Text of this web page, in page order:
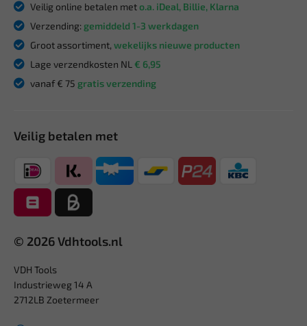
Veilig online betalen meto.a. iDeal, Billie, Klarna
Verzending: gemiddeld 1-3 werkdagen
Groot assortiment, wekelijks nieuwe producten
Lage verzendkosten NL € 6,95
vanaf € 75 gratis verzending
Veilig betalen met
© 2026 Vdhtools.nl
VDH Tools
Industrieweg 14 A
2712LB Zoetermeer